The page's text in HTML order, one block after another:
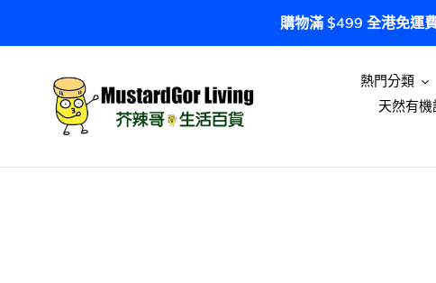
內
購物滿 $499 全港免運
熱門分類
天然有機